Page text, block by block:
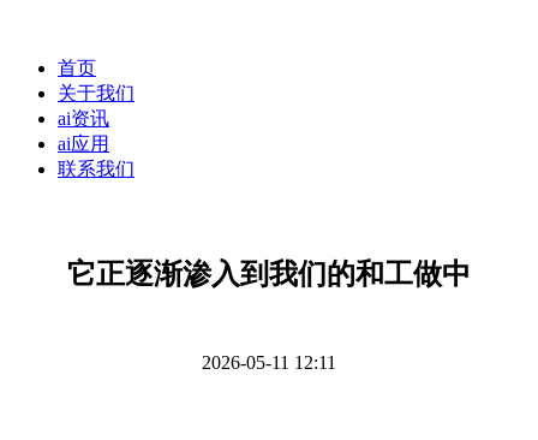
首页
关于我们
ai资讯
ai应用
联系我们
它正逐渐渗入到我们的和工做中
2026-05-11 12:11